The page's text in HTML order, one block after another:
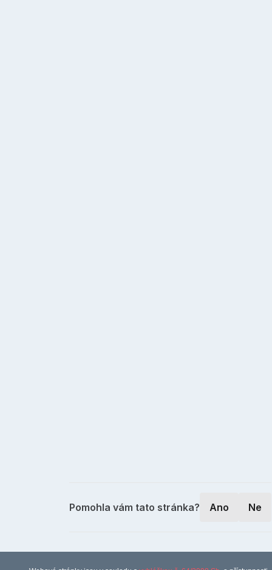
Pomohla vám tato stránka? Ano Ne